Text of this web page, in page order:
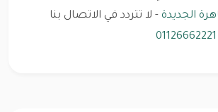
الجديدة - لا تتردد في الاتصال بنا
01126662221